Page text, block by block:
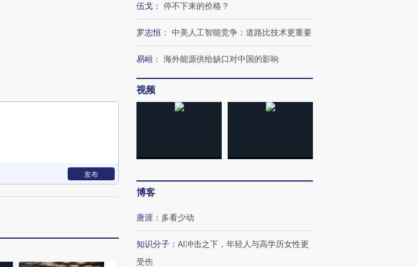
发布
伍戈 ： 停不下来的价格？
罗志恒 ： 中美人工智能竞争：道路比技术更重要
易峘 ： 海外能源供给缺口对中国的影响
视频
博客
唐涯 ： 多看少动
知识分子 ： AI冲击之下，年轻人与高学历女性更
受伤